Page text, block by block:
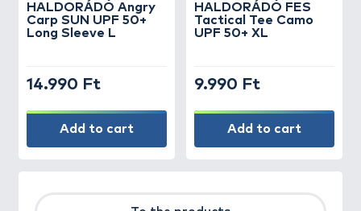
HALDORÁDÓ Angry
Carp SUN UPF 50+
Long Sleeve L
14.990 Ft
Add to cart
HALDORÁDÓ FES
Tactical Tee Camo
UPF 50+ XL
9.990 Ft
Add to cart